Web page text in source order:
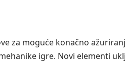
za moguće konačno
igre. Novi elementi